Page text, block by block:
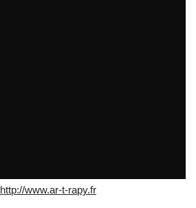
http://www.ar-t-rapy.fr